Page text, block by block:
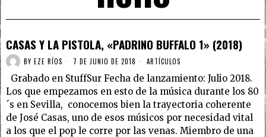
CASAS Y LA PISTOLA, «PADRINO BUFFALO 1» (2018)
BY EZE RÍOS 7 DE JUNIO DE 2018 ARTÍCULOS
Grabado en StuffSur Fecha de lanzamiento: Julio 2018.
Los que empezamos en esto de la música durante los 80
´s en Sevilla, conocemos bien la trayectoria coherente
de José Casas, uno de esos músicos por necesidad vital
a los que el pop le corre por las venas. Miembro de una